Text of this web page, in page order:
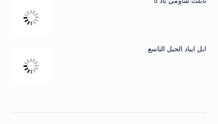
ابل ايباد الجيل التاسع